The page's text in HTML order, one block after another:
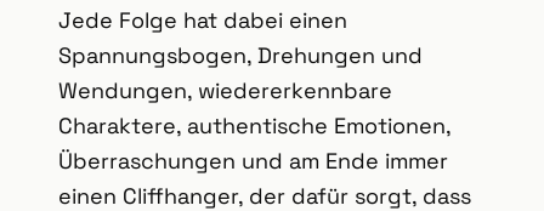
Jede Folge hat dabei einen
Spannungsbogen, Drehungen und
Wendungen, wiedererkennbare
Charaktere, authentische Emotionen,
Überraschungen und am Ende immer
einen Cliffhanger, der dafür sorgt, dass